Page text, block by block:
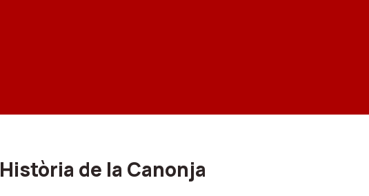
Història de la Canonja